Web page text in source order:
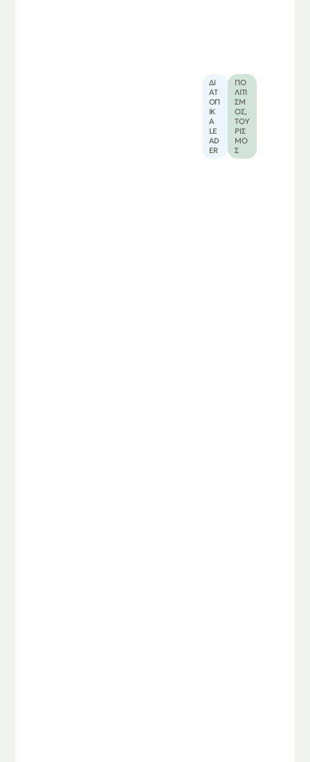
ΔΙ
ΑΤ
ΟΠ
ΙΚ
Ά
LE
AD
ER
ΠΟ
ΛΙΤΙ
ΣΜ
ΌΣ,
ΤΟΥ
ΡΙΣ
ΜΌ
Σ